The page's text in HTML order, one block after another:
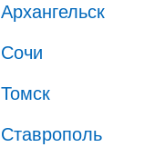
Архангельск
Сочи
Томск
Ставрополь